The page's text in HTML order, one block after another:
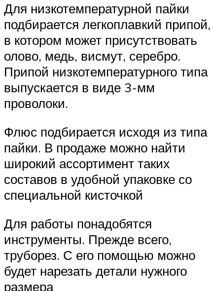
Для низкотемпературной пайки
подбирается легкоплавкий припой,
в котором может присутствовать
олово, медь, висмут, серебро.
Припой низкотемпературного типа
выпускается в виде 3-мм
проволоки.
Флюс подбирается исходя из типа
пайки. В продаже можно найти
широкий ассортимент таких
составов в удобной упаковке со
специальной кисточкой
Для работы понадобятся
инструменты. Прежде всего,
труборез. С его помощью можно
будет нарезать детали нужного
размера